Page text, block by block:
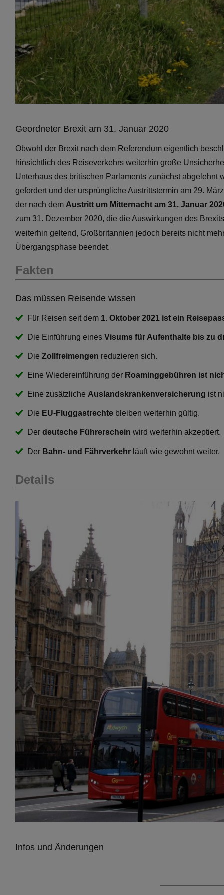
Geordneter Brexit am 31. Januar 2020
Obwohl der Brexit nach dem Referendum eigentlich
hinsichtlich des Reiseverkehrs weiterhin große
Unterhaus des britischen Parlaments zunächst
gefordert und der ursprüngliche Austrittstermin am 29.
der nach dem Austritt um Mitternacht am 31. Januar
zum 31. Dezember 2020, die die Auswirkungen des
weiterhin geltend, Großbritannien jedoch bereits nicht
Übergangsphase beendet.
Fakten
Das müssen Reisende wissen
Für Reisen seit dem 1. Oktober 2021 ist ein
Die Einführung eines Visums für Aufenthalte bis zu
Die Zollfreimengen reduzieren sich.
Eine Wiedereinführung der Roaminggebühren ist
Eine zusätzliche Auslandskrankenversicherung ist
Die EU-Fluggastrechte bleiben weiterhin gültig.
Der deutsche Führerschein wird weiterhin akzeptiert.
Der Bahn- und Fährverkehr läuft wie gewohnt weiter.
Details
Infos und Änderungen